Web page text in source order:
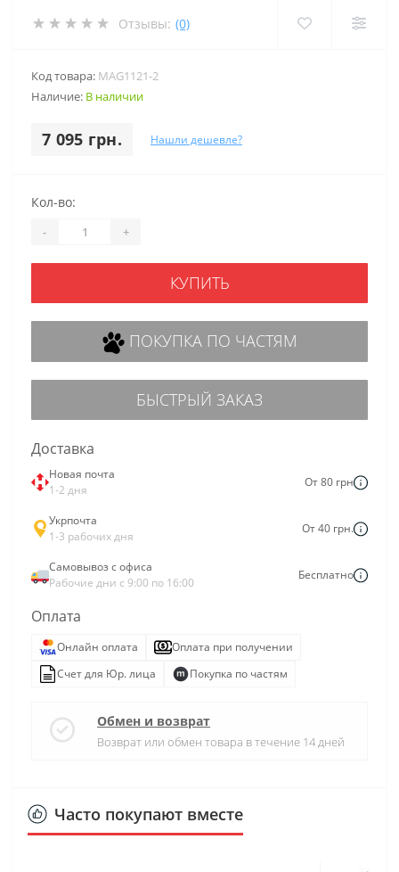
Отзывы: (0)
Код товара: MAG1121-2
Наличие: В наличии
7 095 грн. Нашли дешевле?
Кол-во:
- +
КУПИТЬ
ПОКУПКА ПО ЧАСТЯМ
БЫСТРЫЙ ЗАКАЗ
Доставка
Новая почта
1-2 дня
От 80 грн
Укрпочта
1-3 рабочих дня
От 40 грн.
Самовывоз с офиса
Рабочие дни с 9:00 по 16:00
Бесплатно
Оплата
Онлайн оплата
Оплата при получении
Счет для Юр. лица
Покупка по частям
Обмен и возврат
Возврат или обмен товара в течение 14 дней
Часто покупают вместе